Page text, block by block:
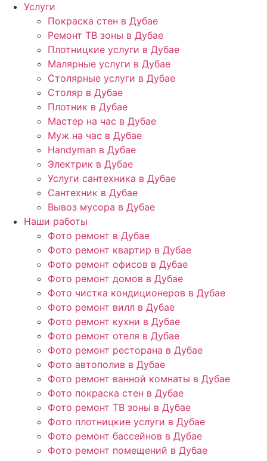
Услуги
Покраска стен в Дубае
Ремонт ТВ зоны в Дубае
Плотницкие услуги в Дубае
Малярные услуги в Дубае
Столярные услуги в Дубае
Столяр в Дубае
Плотник в Дубае
Мастер на час в Дубае
Муж на час в Дубае
Handyman в Дубае
Электрик в Дубае
Услуги сантехника в Дубае
Сантехник в Дубае
Вывоз мусора в Дубае
Наши работы
Фото ремонт в Дубае
Фото ремонт квартир в Дубае
Фото ремонт офисов в Дубае
Фото ремонт домов в Дубае
Фото чистка кондиционеров в Дубае
Фото ремонт вилл в Дубае
Фото ремонт кухни в Дубае
Фото ремонт отеля в Дубае
Фото ремонт ресторана в Дубае
Фото автополив в Дубае
Фото ремонт ванной комнаты в Дубае
Фото покраска стен в Дубае
Фото ремонт ТВ зоны в Дубае
Фото плотницкие услуги в Дубае
Фото ремонт бассейнов в Дубае
Фото ремонт помещений в Дубае